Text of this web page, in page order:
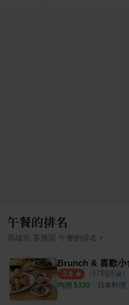
午餐的排名
高雄市 苓雅區 午餐的排名 ›
3.8 （ 57則評論）
均消 $330 ・ 日本料理